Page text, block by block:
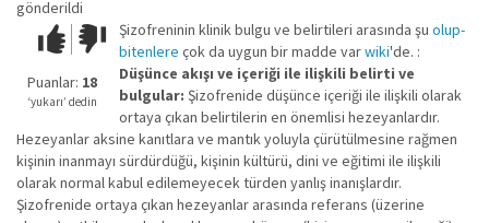
gönderildi
Çok iyi!O
kadar
iyi
değil!
Puanlar: 18
‘yukarı’ dedin
Şizofreninin klinik bulgu ve belirtileri arasında şu olup-
bitenlere çok da uygun bir madde varwiki'de. :
Düşünce akışı ve içeriği ile ilişkili belirti ve
bulgular: Şizofrenide düşünce içeriği ile ilişkili olarak
ortaya çıkan belirtilerin en önemlisi hezeyanlardır.
Hezeyanlar aksine kanıtlara ve mantık yoluyla çürütülmesine rağmen
kişinin inanmayı sürdürdüğü, kişinin kültürü, dini ve eğitimi ile ilişkili
olarak normal kabul edilemeyecek türden yanlış inanışlardır.
Şizofrenide ortaya çıkan hezeyanlar arasında referans (üzerine